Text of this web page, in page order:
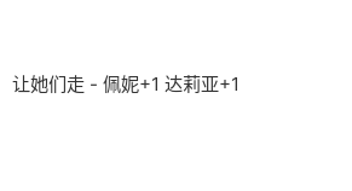
让她们走 - 佩妮+1 达莉亚+1